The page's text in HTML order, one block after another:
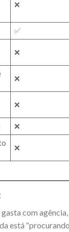
❌
✅
❌
❌
❌
❌
❌
gasta com
está